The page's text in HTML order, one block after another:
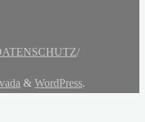
/
& WordPress.